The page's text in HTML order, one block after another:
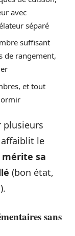
avec
séparé
suffisant
de rangement,
et tout
plusieurs
le
sa
(bon état,
sans